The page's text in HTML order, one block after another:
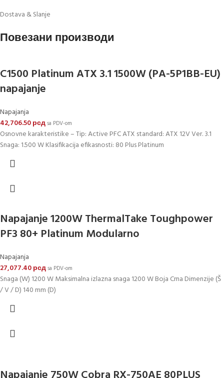
Dostava & Slanje
Повезани производи
C1500 Platinum ATX 3.1 1500W (PA-5P1BB-EU)
napajanje
Napajanja
42,706.50рсдsa PDV-om
Osnovne karakteristike – Tip: Active PFC ATX standard: ATX 12V Ver. 3.1
Snaga: 1.500 W Klasifikacija efikasnosti: 80 Plus Platinum
Napajanje 1200W ThermalTake Toughpower
PF3 80+ Platinum Modularno
Napajanja
27,077.40рсдsa PDV-om
Snaga (W) 1200 W Maksimalna izlazna snaga 1200 W Boja Crna Dimenzije (Š
/ V / D) 140 mm (D)